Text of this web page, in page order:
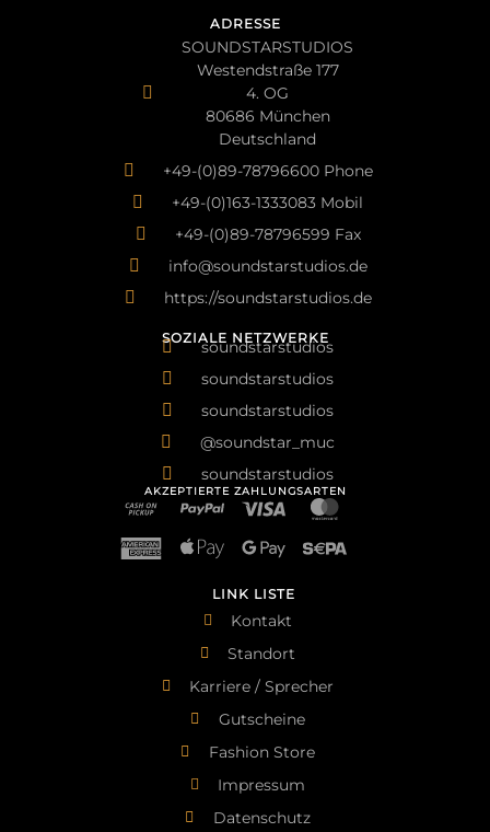
LINK LISTE
Kontakt
Standort
Karriere / Sprecher
Gutscheine
Fashion Store
Impressum
Datenschutz
SOZIALE NETZWERKE
soundstarstudios
soundstarstudios
soundstarstudios
@soundstar_muc
soundstarstudios
AKZEPTIERTE ZAHLUNGSARTEN
ADRESSE
SOUNDSTARSTUDIOS
Westendstraße 177
4. OG
80686 München
Deutschland
+49-(0)89-78796600 Phone
+49-(0)163-1333083 Mobil
+49-(0)89-78796599 Fax
info@soundstarstudios.de
https://soundstarstudios.de